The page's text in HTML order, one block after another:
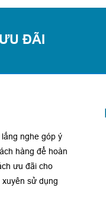
ĐÃI
nghe góp ý
hàng để hoàn
ưu đãi cho
sử dụng